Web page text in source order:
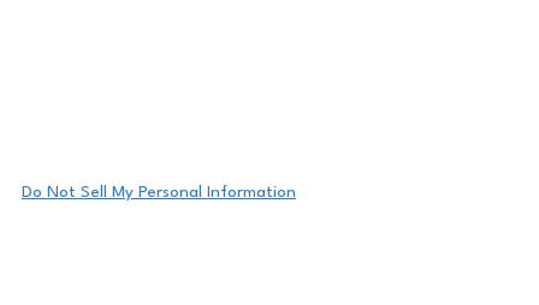
Do Not Sell My Personal Information